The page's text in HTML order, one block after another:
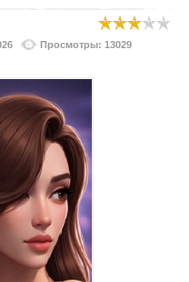
Просмотры: 13029